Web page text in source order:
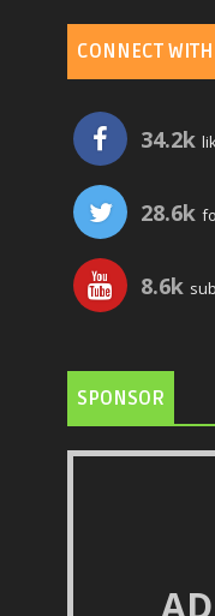
CONNECT
34.2k
28.6k
8.6k
SPONSOR